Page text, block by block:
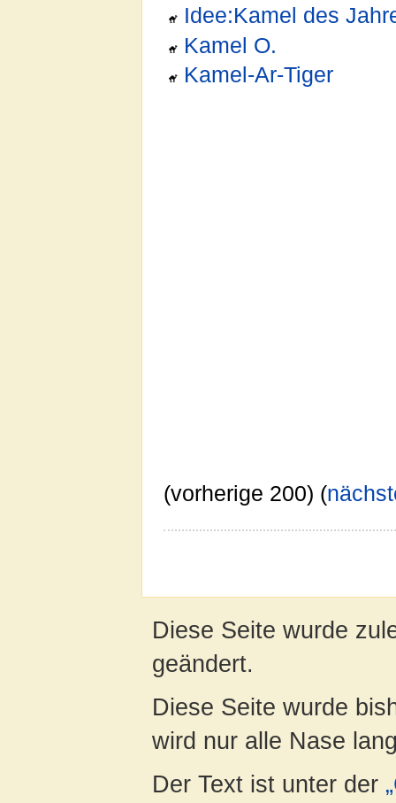
Idee:Kamel des
Kamel O.
Kamel-Ar-Tiger
(vorherige 200) (
Diese Seite wurde
geändert.
Diese Seite wurde
wird nur alle Nase
Der Text ist unter der